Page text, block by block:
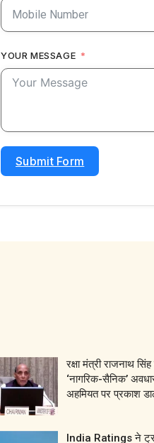
YOUR MESSAGE
Submit Form
रक्षा मंत्री राजनाथ
‘नागरिक-सैनिक’
अहमियत पर प्रकाश
India Ratings ने